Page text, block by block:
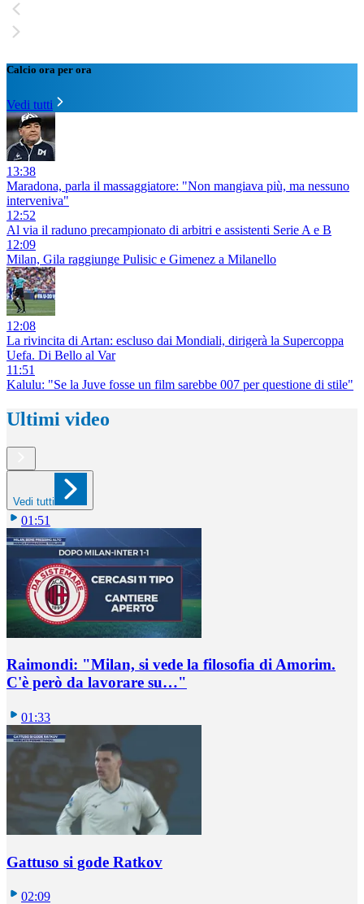
Calcio ora per ora
Vedi tutti
13:38
Maradona, parla il massaggiatore: "Non mangiava più, ma nessuno
interveniva"
12:52
Al via il raduno precampionato di arbitri e assistenti Serie A e B
12:09
Milan, Gila raggiunge Pulisic e Gimenez a Milanello
12:08
La rivincita di Artan: escluso dai Mondiali, dirigerà la Supercoppa
Uefa. Di Bello al Var
11:51
Kalulu: "Se la Juve fosse un film sarebbe 007 per questione di stile"
Ultimi video
Vedi tutti
01:51
Raimondi: "Milan, si vede la filosofia di Amorim.
C'è però da lavorare su…"
01:33
Gattuso si gode Ratkov
02:09